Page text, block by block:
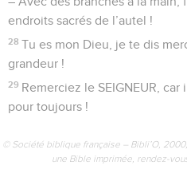
endroits sacrés de l’autel !
28 Tu es mon Dieu, je te dis
grandeur !
29 Remerciez le SEIGNEUR,
pour toujours !
© Société biblique française – Bibli’O,
une Bible imprimée, rendez-